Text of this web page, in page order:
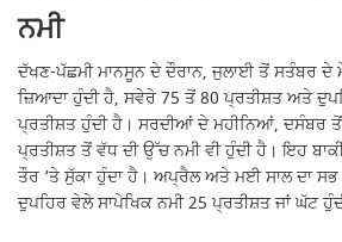
ਨਮੀ
ਦੱਖਣ-ਪੱਛਮੀ ਮਾਨਸੂਨ ਦੇ ਦੌਰਾਨ, ਜੁਲਾਈ ਤੋਂ ਸਤੰਬਰ ਦੇ
ਜ਼ਿਆਦਾ ਹੁੰਦੀ ਹੈ, ਸਵੇਰੇ 75 ਤੋਂ 80 ਪ੍ਰਤੀਸ਼ਤ ਅਤੇ
ਪ੍ਰਤੀਸ਼ਤ ਹੁੰਦੀ ਹੈ। ਸਰਦੀਆਂ ਦੇ ਮਹੀਨਿਆਂ, ਦਸੰਬਰ
ਪ੍ਰਤੀਸ਼ਤ ਤੋਂ ਵੱਧ ਦੀ ਉੱਚ ਨਮੀ ਵੀ ਹੁੰਦੀ ਹੈ। ਇਹ
ਤੌਰ ‘ਤੇ ਸੁੱਕਾ ਹੁੰਦਾ ਹੈ। ਅਪ੍ਰੈਲ ਅਤੇ ਮਈ ਸਾਲ ਦਾ ਸਭ
ਦੁਪਹਿਰ ਵੇਲੇ ਸਾਪੇਖਿਕ ਨਮੀ 25 ਪ੍ਰਤੀਸ਼ਤ ਜਾਂ ਘੱਟ